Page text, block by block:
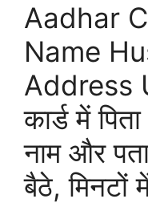
Aadhar
Name
Address
कार्ड में
नाम और
बैठे, मिनटों